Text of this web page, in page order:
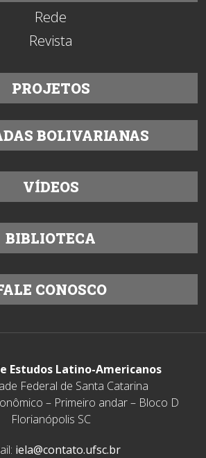
Rede
Revista
PROJETOS
BOLIVARIANAS
VÍDEOS
BIBLIOTECA
CONOSCO
Estudos Latino-Americanos
Federal de Santa Catarina
– Primeiro andar – Bloco D
Florianópolis SC
iela@contato.ufsc.br